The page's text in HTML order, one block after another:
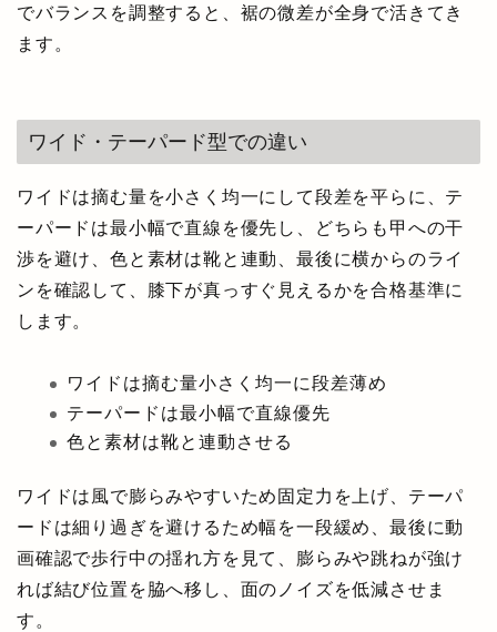
でバランスを調整すると、裾の微差が全身で活きてき
ます。
ワイド・テーパード型での違い
ワイドは摘む量を小さく均一にして段差を平らに、テ
ーパードは最小幅で直線を優先し、どちらも甲への干
渉を避け、色と素材は靴と連動、最後に横からのライ
ンを確認して、膝下が真っすぐ見えるかを合格基準に
します。
ワイドは摘む量小さく均一に段差薄め
テーパードは最小幅で直線優先
色と素材は靴と連動させる
ワイドは風で膨らみやすいため固定力を上げ、テーパ
ードは細り過ぎを避けるため幅を一段緩め、最後に動
画確認で歩行中の揺れ方を見て、膨らみや跳ねが強け
れば結び位置を脇へ移し、面のノイズを低減させま
す。